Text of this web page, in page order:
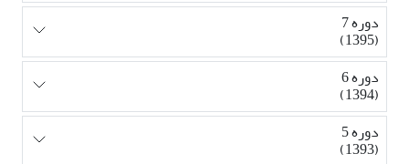
دوره 7
(1395)
دوره 6
(1394)
دوره 5
(1393)